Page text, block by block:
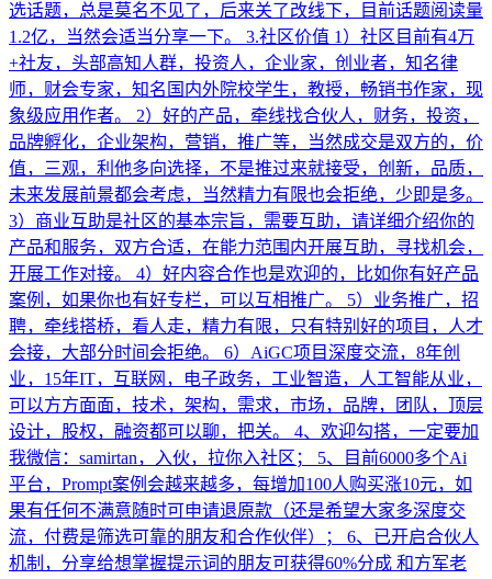
选话题，总是莫名不见了，后来关了改线下，目前话题阅读量
1.2亿，当然会适当分享一下。 3.社区价值 1）社区目前有4万
+社友，头部高知人群，投资人，企业家，创业者，知名律
师，财会专家，知名国内外院校学生，教授，畅销书作家，现
象级应用作者。 2）好的产品，牵线找合伙人，财务，投资，
品牌孵化，企业架构，营销，推广等，当然成交是双方的，价
值，三观，利他多向选择，不是推过来就接受，创新，品质，
未来发展前景都会考虑，当然精力有限也会拒绝，少即是多。
3）商业互助是社区的基本宗旨，需要互助，请详细介绍你的
产品和服务，双方合适，在能力范围内开展互助，寻找机会，
开展工作对接。 4）好内容合作也是欢迎的，比如你有好产品
案例，如果你也有好专栏，可以互相推广。 5）业务推广，招
聘，牵线搭桥，看人走，精力有限，只有特别好的项目，人才
会接，大部分时间会拒绝。 6）AiGC项目深度交流，8年创
业，15年IT，互联网，电子政务，工业智造，人工智能从业，
可以方方面面，技术，架构，需求，市场，品牌，团队，顶层
设计，股权，融资都可以聊，把关。 4、欢迎勾搭，一定要加
我微信：samirtan，入伙，拉你入社区； 5、目前6000多个Ai
平台，Prompt案例会越来越多，每增加100人购买涨10元，如
果有任何不满意随时可申请退原款（还是希望大家多深度交
流，付费是筛选可靠的朋友和合作伙伴）； 6、已开启合伙人
机制，分享给想掌握提示词的朋友可获得60%分成 和方军老